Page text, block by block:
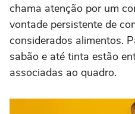
chama atenção por um
vontade persistente de
considerados alimentos.
sabão e até tinta estão
associadas ao quadro.